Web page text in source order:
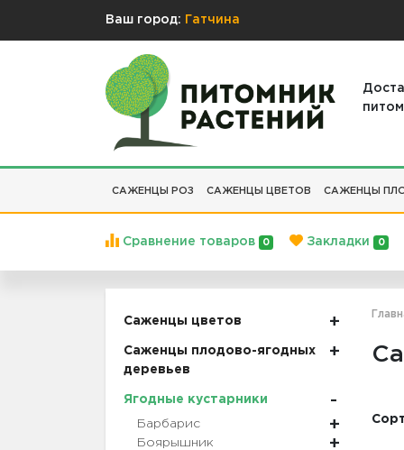
Ваш город: Гатчина
САЖЕНЦЫ РОЗ САЖЕНЦЫ ЦВЕТОВ САЖЕНЦЫ
Сравнение товаров 0 Закладки 0
Саженцы цветов
Саженцы плодово-ягодных
деревьев
Ягодные кустарники
Барбарис
Боярышник